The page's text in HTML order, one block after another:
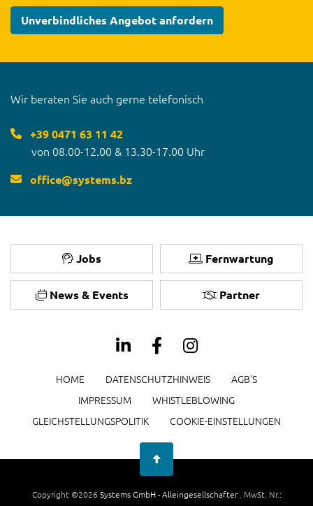
Unverbindliches Angebot anfordern
Wir beraten Sie auch gerne telefonisch
+39 0471 63 11 42
von 08.00-12.00 & 13.30-17.00 Uhr
office@systems.bz
Jobs Fernwartung
News & Events Partner
HOME DATENSCHUTZHINWEIS
AGB'S
IMPRESSUM
WHISTLEBLOWING
GLEICHSTELLUNGSPOLITIK
COOKIE-EINSTELLUNGEN
Copyright ©2026 Systems GmbH - Alleingesellschafter. MwSt. Nr.: